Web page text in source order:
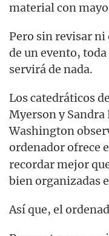
material con
Pero sin revisar ni
de un evento,
servirá de nada.
Los catedráticos
Myerson y Sandra
Washington
ordenador ofrece
recordar mejor
bien organizadas
Así que, el